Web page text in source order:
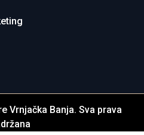
Vrnjačka Banja. Sva prava